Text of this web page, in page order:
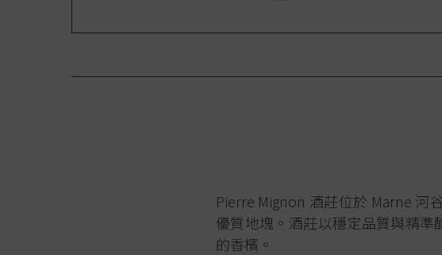
Pierre Mignon 酒莊位於 Marne 河
優質地塊。酒莊以穩定品質與精
的香檳。